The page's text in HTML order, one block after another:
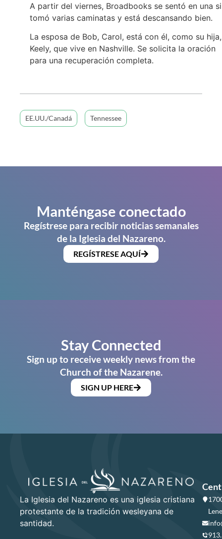
A partir del viernes, Broadbooks se sentó en una
tomó varias caminatas y está descansando bien.
La esposa de Bob, Carol, está con él, como su hija,
Keely, que vive en Nashville. Se solicita la oración
para una recuperación completa.
EE.UU./Canadá Tennessee
Manténgase conectado
Regístrese para recibir noticias semanales
de la Iglesia del Nazareno.
REGÍSTRESE AQUÍ
Stay Connected
Sign up to receive weekly news from the
Church of the Nazarene.
SIGN UP HERE
La Iglesia del Nazareno es una iglesia cristiana
protestante de la tradición wesleyana de
santidad.